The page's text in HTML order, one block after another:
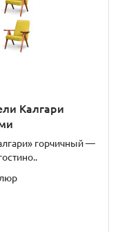
Калгари
горчичный —